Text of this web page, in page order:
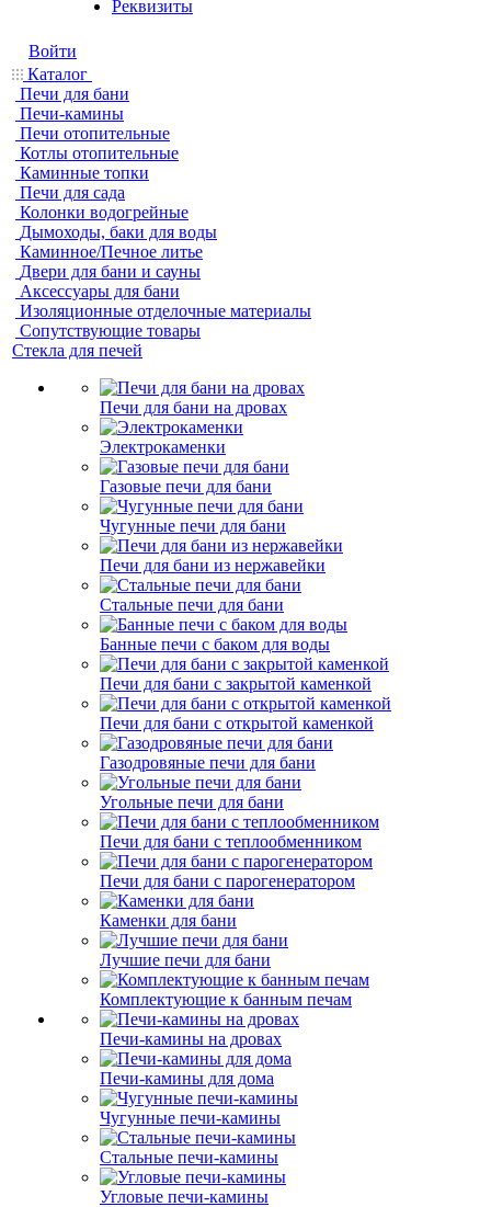
Реквизиты
Войти
Каталог
Печи для бани
Печи-камины
Печи отопительные
Котлы отопительные
Каминные топки
Печи для сада
Колонки водогрейные
Дымоходы, баки для воды
Каминное/Печное литье
Двери для бани и сауны
Аксессуары для бани
Изоляционные отделочные материалы
Сопутствующие товары
Стекла для печей
Печи для бани на дровах
Электрокаменки
Газовые печи для бани
Чугунные печи для бани
Печи для бани из нержавейки
Стальные печи для бани
Банные печи с баком для воды
Печи для бани с закрытой каменкой
Печи для бани с открытой каменкой
Газодровяные печи для бани
Угольные печи для бани
Печи для бани с теплообменником
Печи для бани с парогенератором
Каменки для бани
Лучшие печи для бани
Комплектующие к банным печам
Печи-камины на дровах
Печи-камины для дома
Чугунные печи-камины
Стальные печи-камины
Угловые печи-камины